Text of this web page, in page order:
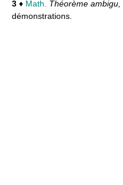
3 ♦ Math. Théorème ambigu,
démonstrations.